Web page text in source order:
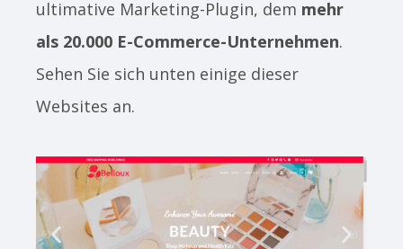
ultimative Marketing-Plugin, dem mehr
als 20.000 E-Commerce-Unternehmen.
Sehen Sie sich unten einige dieser
Websites an.